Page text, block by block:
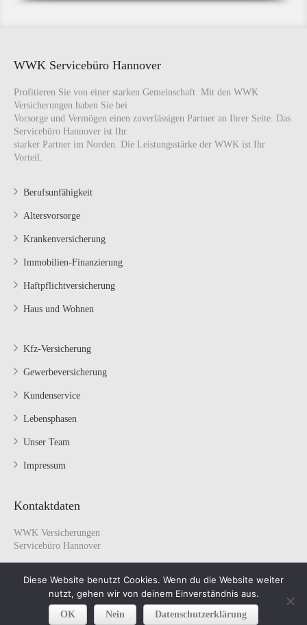
WWK Servicebüro Hannover
Profitieren Sie von einer starken Gemeinschaft. Mit den WWK
Versicherungen haben Sie bei
Vorsorge und Vermögen einen zuverlässigen Partner an Ihrer Seite. Das
Servicebüro Hannover ist Ihr
starker Partner im Norden. Die Leistungsstärke der WWK ist Ihr
Vorteil.
Berufsunfähigkeit
Altersvorsorge
Krankenversicherung
Immobilien-Finanzierung
Haftpflichtversicherung
Haus und Wohnen
Kfz-Versicherung
Gewerbeversicherung
Kundenservice
Lebensphasen
Unser Team
Impressum
Kontaktdaten
WWK Versicherungen
Servicebüro Hannover
30167 Hannover
0511 1697198
0511 1697729
Diese Website benutzt Cookies. Wenn du die Website weiter
nutzt, gehen wir von deinem Einverständnis aus.
OK Nein Datenschutzerklärung